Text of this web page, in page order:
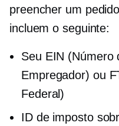
preencher um
incluem o seguinte:
Seu EIN (Número
Empregador) ou
Federal)
ID de imposto